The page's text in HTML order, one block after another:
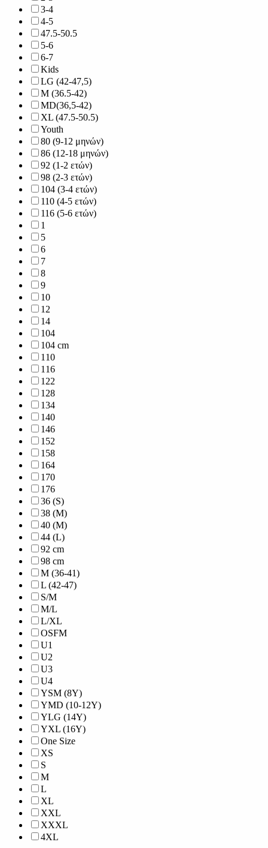
3-4
4-5
47.5-50.5
5-6
6-7
Kids
LG (42-47,5)
M (36.5-42)
MD(36,5-42)
XL (47.5-50.5)
Youth
80 (9-12 μηνών)
86 (12-18 μηνών)
92 (1-2 ετών)
98 (2-3 ετών)
104 (3-4 ετών)
110 (4-5 ετών)
116 (5-6 ετών)
1
5
6
7
8
9
10
12
14
104
104 cm
110
116
122
128
134
140
146
152
158
164
170
176
36 (S)
38 (M)
40 (M)
44 (L)
92 cm
98 cm
M (36-41)
L (42-47)
S/M
M/L
L/XL
OSFM
U1
U2
U3
U4
YSM (8Y)
YMD (10-12Y)
YLG (14Y)
YXL (16Y)
One Size
XS
S
M
L
XL
XXL
XXXL
4XL